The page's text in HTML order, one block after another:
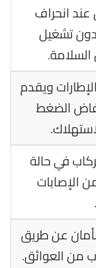
انحراف
تشغيل
ويقدم
الضغط
في حالة
الإصابات
عن طريق
من العوائق.